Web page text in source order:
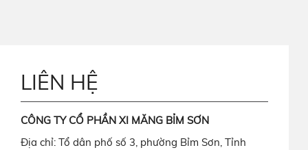
LIÊN HỆ
CÔNG TY CỔ PHẦN XI MĂNG BỈM SƠN
Địa chỉ: Tổ dân phố số 3, phường Bỉm Sơn, Tỉnh